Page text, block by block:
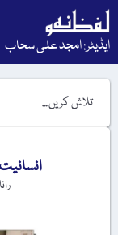
ایڈیٹر: امجد علی سحاب